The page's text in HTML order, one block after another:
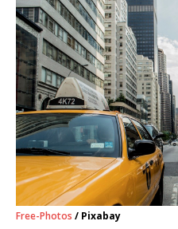
Free-Photos / Pixabay